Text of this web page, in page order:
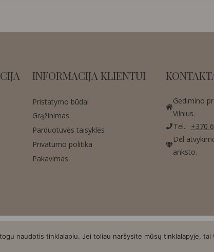
INFORMACIJA KLIENTUI
Pristatymo būdai
Grąžinimas
Parduotuvės taisyklės
Privatumo politika
Pakavimas
Gedimino
Vilnius.
Tel.: +370
Dėl
anksto.
Copyright © 2026 AMA Design | Sukurta:Asteri
naudotis tinklalapiu. Jei toliau naršysite mūsų tinklalapyje,